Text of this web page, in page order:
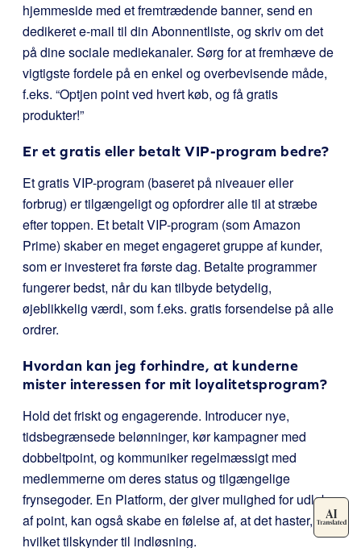
hjemmeside med et fremtrædende banner, send en
dedikeret e-mail til din Abonnentliste, og skriv om det
på dine sociale mediekanaler. Sørg for at fremhæve de
vigtigste fordele på en enkel og overbevisende måde,
f.eks. “Optjen point ved hvert køb, og få gratis
produkter!”
Er et gratis eller betalt VIP-program bedre?
Et gratis VIP-program (baseret på niveauer eller
forbrug) er tilgængeligt og opfordrer alle til at stræbe
efter toppen. Et betalt VIP-program (som Amazon
Prime) skaber en meget engageret gruppe af kunder,
som er investeret fra første dag. Betalte programmer
fungerer bedst, når du kan tilbyde betydelig,
øjeblikkelig værdi, som f.eks. gratis forsendelse på alle
ordrer.
Hvordan kan jeg forhindre, at kunderne
mister interessen for mit loyalitetsprogram?
Hold det friskt og engagerende. Introducer nye,
tidsbegrænsede belønninger, kør kampagner med
dobbeltpoint, og kommuniker regelmæssigt med
medlemmerne om deres status og tilgængelige
frynsegoder. En Platform, der giver mulighed for udløb
af point, kan også skabe en følelse af, at det haster,
hvilket tilskynder til indløsning.